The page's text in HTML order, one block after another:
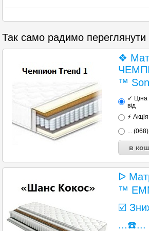
Так само радимо переглянути
❖
™
✓ Ціна
від
⚡
...
ᐅ
™
☑️
...☎️...